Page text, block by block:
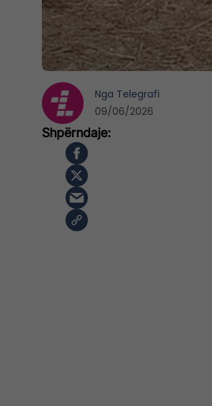
Nga Telegrafi
09/06/2026